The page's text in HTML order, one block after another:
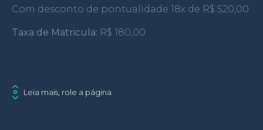
Com desconto de pontualidade 18x de R$ 520,00
Taxa de Matricula: R$ 180,00
Leia mais, role a página